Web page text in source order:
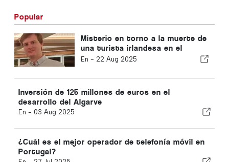
Popular
Misterio en torno a la muerte de
una turista irlandesa en el
Algarve
En - 22 Aug 2025
Inversión de 125 millones de euros en el
desarrollo del Algarve
En - 03 Aug 2025
¿Cuál es el mejor operador de telefonía móvil en
Portugal?